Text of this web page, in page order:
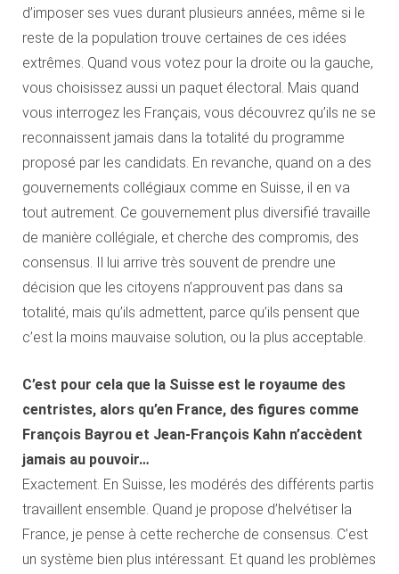
d’imposer ses vues durant plusieurs années, même si le
reste de la population trouve certaines de ces idées
extrêmes. Quand vous votez pour la droite ou la gauche,
vous choisissez aussi un paquet électoral. Mais quand
vous interrogez les Français, vous découvrez qu’ils ne se
reconnaissent jamais dans la totalité du programme
proposé par les candidats. En revanche, quand on a des
gouvernements collégiaux comme en Suisse, il en va
tout autrement. Ce gouvernement plus diversifié travaille
de manière collégiale, et cherche des compromis, des
consensus. Il lui arrive très souvent de prendre une
décision que les citoyens n’approuvent pas dans sa
totalité, mais qu’ils admettent, parce qu’ils pensent que
c’est la moins mauvaise solution, ou la plus acceptable.
C’est pour cela que la Suisse est le royaume des
centristes, alors qu’en France, des figures comme
François Bayrou et Jean-François Kahn n’accèdent
jamais au pouvoir…
Exactement. En Suisse, les modérés des différents partis
travaillent ensemble. Quand je propose d’helvétiser la
France, je pense à cette recherche de consensus. C’est
un système bien plus intéressant. Et quand les problèmes